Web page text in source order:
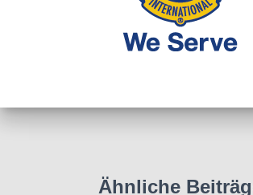
Ähnliche